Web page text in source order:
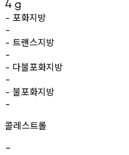
4 g
- 포화지방
-
- 트랜스지방
-
- 다불포화지방
-
- 불포화지방
-
콜레스트롤
-